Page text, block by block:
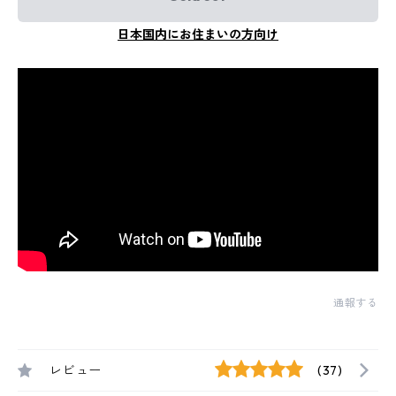
日本国内にお住まいの方向け
通報する
レビュー (37)